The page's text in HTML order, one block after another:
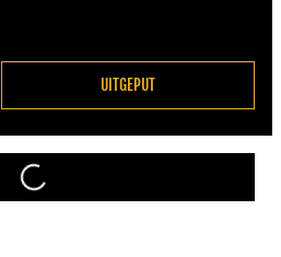
UITGEPUT